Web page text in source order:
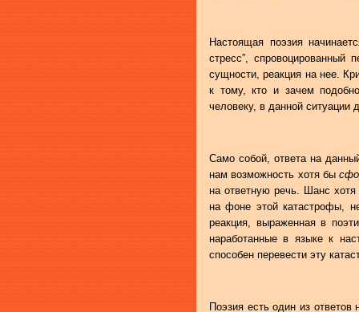
Настоящая поэзия
стресс”,
сущности, реакция на нее.
к тому, кто и зачем
человеку, в данной ситуации
Само собой, ответа на
нам возможность хотя бы
на ответную речь. Шанс
на фоне этой катастрофы,
реакция, выраженная в
наработанные в языке к
способен перевести эту
Поэзия есть один из ответов